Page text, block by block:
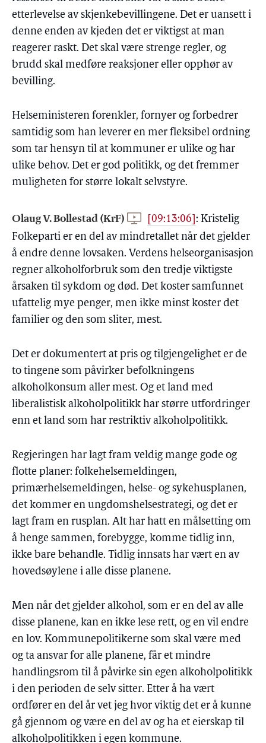
etterlevelse av skjenkebevillingene. Det er uansett i
denne enden av kjeden det er viktigst at man
reagerer raskt. Det skal være strenge regler, og
brudd skal medføre reaksjoner eller opphør av
bevilling.
Helseministeren forenkler, fornyer og forbedrer
samtidig som han leverer en mer fleksibel ordning
som tar hensyn til at kommuner er ulike og har
ulike behov. Det er god politikk, og det fremmer
muligheten for større lokalt selvstyre.
Olaug V. Bollestad (KrF) [09:13:06] : Kristelig
Folkeparti er en del av mindretallet når det gjelder
å endre denne lovsaken. Verdens helseorganisasjon
regner alkoholforbruk som den tredje viktigste
årsaken til sykdom og død. Det koster samfunnet
ufattelig mye penger, men ikke minst koster det
familier og den som sliter, mest.
Det er dokumentert at pris og tilgjengelighet er de
to tingene som påvirker befolkningens
alkoholkonsum aller mest. Og et land med
liberalistisk alkoholpolitikk har større utfordringer
enn et land som har restriktiv alkoholpolitikk.
Regjeringen har lagt fram veldig mange gode og
flotte planer: folkehelsemeldingen,
primærhelsemeldingen, helse- og sykehusplanen,
det kommer en ungdomshelsestrategi, og det er
lagt fram en rusplan. Alt har hatt en målsetting om
å henge sammen, forebygge, komme tidlig inn,
ikke bare behandle. Tidlig innsats har vært en av
hovedsøylene i alle disse planene.
Men når det gjelder alkohol, som er en del av alle
disse planene, kan en ikke lese rett, og en vil endre
en lov. Kommunepolitikerne som skal være med
og ta ansvar for alle planene, får et mindre
handlingsrom til å påvirke sin egen alkoholpolitikk
i den perioden de selv sitter. Etter å ha vært
ordfører en del år vet jeg hvor viktig det er å kunne
gå gjennom og være en del av og ha et eierskap til
alkoholpolitikken i egen kommune.